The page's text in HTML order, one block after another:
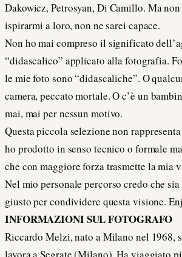
Dakowicz, Petrosyan, Di Camillo. Ma
ispirarmi a loro, non ne sarei capace.
Non ho mai compreso il significato
“didascalico” applicato alla fotografia.
le mie foto sono “didascaliche”. O
camera, peccato mortale. O c’è un
mai, mai per nessun motivo.
Questa piccola selezione non
ho prodotto in senso tecnico o formale
che con maggiore forza trasmette la mia
Nel mio personale percorso credo che
giusto per condividere questa visione.
INFORMAZIONI SUL FOTOGRAFO
Riccardo Melzi, nato a Milano nel 1968,